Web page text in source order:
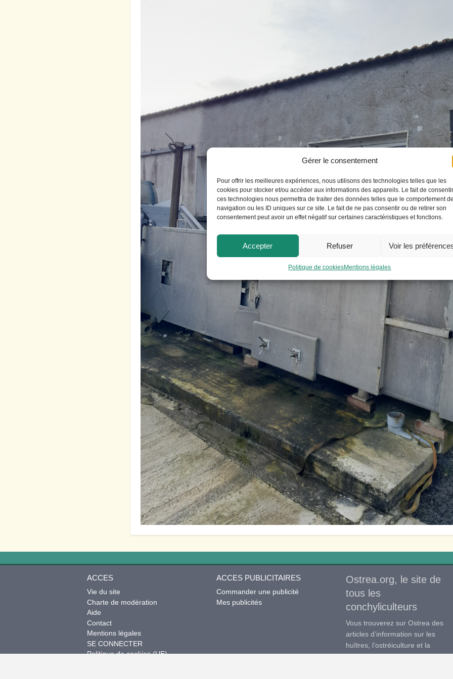
Gérer le consentement
Pour offrir les meilleures expériences, nous utilisons des technologies telles que les
cookies pour stocker et/ou accéder aux informations des appareils. Le fait de
ces technologies nous permettra de traiter des données telles que le comportement
navigation ou les ID uniques sur ce site. Le fait de ne pas consentir ou de retirer son
consentement peut avoir un effet négatif sur certaines caractéristiques et fonctions.
Accepter Refuser Voir les
Politique de cookiesMentions légales
ACCES
Vie du site
Charte de modération
Aide
Contact
Mentions légales
SE CONNECTER
Politique de cookies (UE)
ACCES PUBLICITAIRES
Commander une publicité
Mes publicités
Ostrea.org, le site de
tous les
conchyliculteurs
Vous trouverez sur Ostrea des
articles d’information sur les
huîtres, l’ostréiculture et la
conchyliculture en général, des